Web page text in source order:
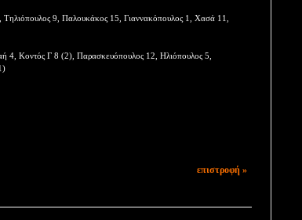
9, Παλουκάκος 15, Γιαννακόπουλος 1, Χασά 11,
4, Κοντός Γ 8 (2), Παρασκευόπουλος 12, Ηλιόπουλος 5,
επιστροφή »